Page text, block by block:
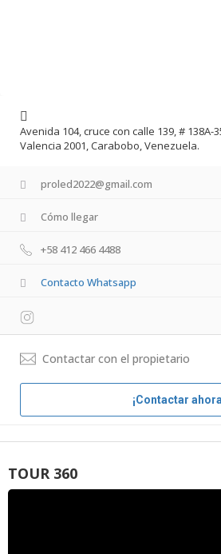
Avenida 104, cruce con calle 139, # 138A-
Valencia 2001, Carabobo, Venezuela.
proled2022@gmail.com
Cómo llegar
+58 412 466 4488
Contacto Whatsapp
Contactar con el propietario
¡Contactar
TOUR 360